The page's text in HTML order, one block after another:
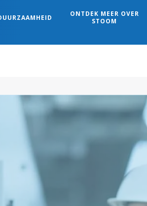
ONTDEK MEER OVER
STOOM